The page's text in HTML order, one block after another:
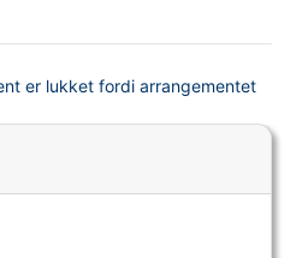
er lukket fordi arrangementet